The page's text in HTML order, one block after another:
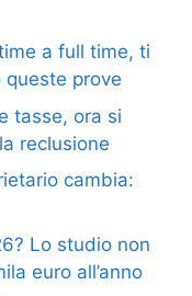
a full time, ti
prove
tasse, ora si
reclusione
cambia:
Lo studio non
euro all’anno